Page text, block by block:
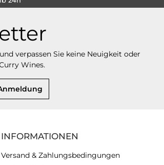
verpassen Sie keine Neuigkeit oder
Wines.
INFORMATIONEN
Versand & Zahlungsbedingungen